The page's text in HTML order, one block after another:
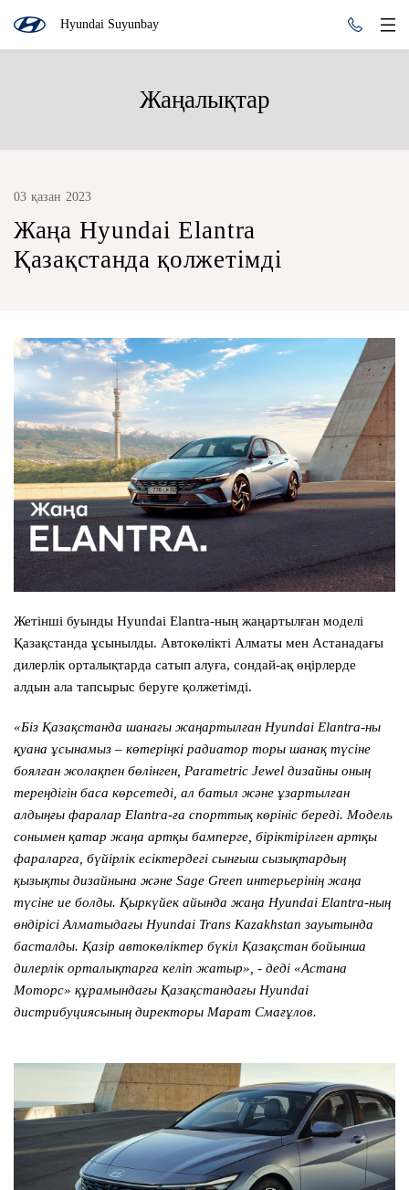
Hyundai Suyunbay
Жаңалықтар
03 қазан 2023
Жаңа Hyundai Elantra
Қазақстанда қолжетімді
Жетінші буынды Hyundai Elantra-ның жаңартылған моделі
Қазақстанда ұсынылды. Автокөлікті Алматы мен Астанадағы
дилерлік орталықтарда сатып алуға, сондай-ақ өңірлерде
алдын ала тапсырыс беруге қолжетімді.
«Біз Қазақстанда шанағы жаңартылған Hyundai Elantra-ны
қуана ұсынамыз – көтеріңкі радиатор торы шанақ түсіне
боялған жолақпен бөлінген, Parametric Jewel дизайны оның
тереңдігін баса көрсетеді, ал батыл және ұзартылған
алдыңғы фаралар Elantra-ға спорттық көрініс береді. Модель
сонымен қатар жаңа артқы бамперге, біріктірілген артқы
фараларға, бүйірлік есіктердегі сынғыш сызықтардың
қызықты дизайнына және Sage Green интерьерінің жаңа
түсіне ие болды. Қыркүйек айында жаңа Hyundai Elantra-ның
өндірісі Алматыдағы Hyundai Trans Kazakhstan зауытында
басталды. Қазір автокөліктер бүкіл Қазақстан бойынша
дилерлік орталықтарға келіп жатыр», - деді «Астана
Моторс» құрамындағы Қазақстандағы Hyundai
дистрибуциясының директоры Марат Смағұлов.